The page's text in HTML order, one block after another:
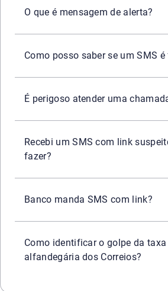
O que é mensagem de alerta?
Como posso saber se um SMS
É perigoso atender uma
Recebi um SMS com link
fazer?
Banco manda SMS com link?
Como identificar o golpe da taxa
alfandegária dos Correios?